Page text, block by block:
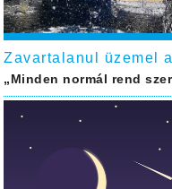
Zavartalanul üzemel
„Minden normál rend